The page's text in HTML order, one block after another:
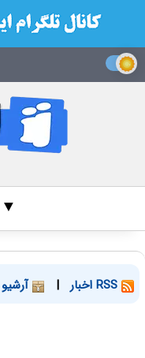
| آرشیو